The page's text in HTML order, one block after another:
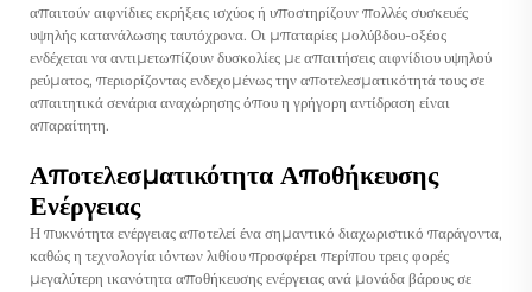
απαιτούν αιφνίδιες εκρήξεις ισχύος ή υποστηρίζουν πολλές συσκευές
υψηλής κατανάλωσης ταυτόχρονα. Οι μπαταρίες μολύβδου-οξέος
ενδέχεται να αντιμετωπίζουν δυσκολίες με απαιτήσεις αιφνίδιου υψηλού
ρεύματος, περιορίζοντας ενδεχομένως την αποτελεσματικότητά τους σε
απαιτητικά σενάρια αναχώρησης όπου η γρήγορη αντίδραση είναι
απαραίτητη.
Αποτελεσματικότητα Αποθήκευσης
Ενέργειας
Η πυκνότητα ενέργειας αποτελεί ένα σημαντικό διαχωριστικό παράγοντα,
καθώς η τεχνολογία ιόντων λιθίου προσφέρει περίπου τρεις φορές
μεγαλύτερη ικανότητα αποθήκευσης ενέργειας ανά μονάδα βάρους σε